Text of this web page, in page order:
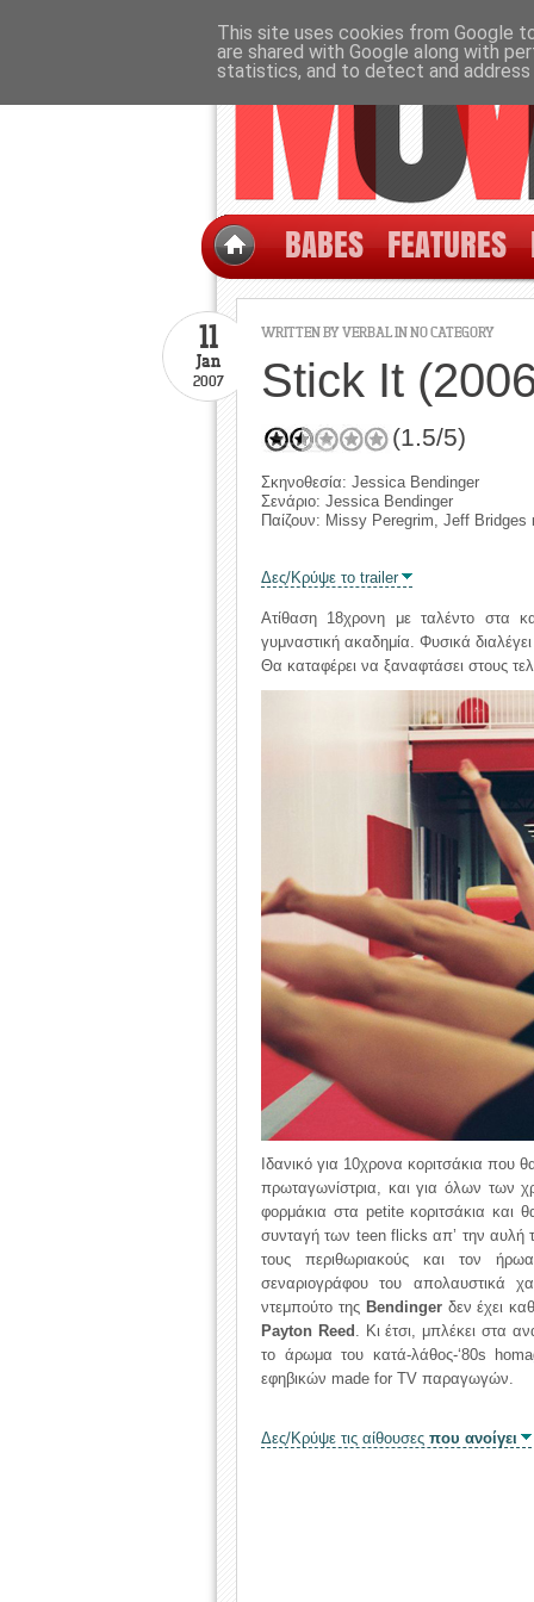
BABES FEATURES
WRITTEN BYVERBALIN NO CATEGORY
11
Jan
2007 Stick It
(1.5/5)
Σκηνοθεσία: Jessica Bendinger
Σενάριο: Jessica Bendinger
Παίζουν: Missy Peregrim, Jeff Bridges
Δες/Κρύψε το trailer
Ατίθαση 18χρονη με ταλέντο στα
γυμναστική ακαδημία. Φυσικά
Θα καταφέρει να ξαναφτάσει στους
Ιδανικό για 10χρονα κοριτσάκια
πρωταγωνίστρια, και για όλων των
φορμάκια στα petite κοριτσάκια και
συνταγή των teen flicks απ’ την αυλή
τους περιθωριακούς και τον
σεναριογράφου του απολαυστικά
ντεμπούτο της Bendinger δεν έχει
Payton Reed . Κι έτσι, μπλέκει στα
το άρωμα του κατά-λάθος-‘80s
εφηβικών made for TV παραγωγών.
Δες/Κρύψε τις αίθουσες που ανοίγει
This site uses cookies from Google
are shared with Google along with
statistics, and to detect and address